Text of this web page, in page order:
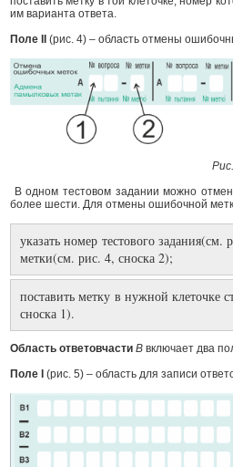
им варианта ответа.
Поле II
(рис. 4) – область отмены
В одном тестовом задании можно
более шести. Для отмены ошибочной
указать номер тестового
метки(см. рис. 4, сноска 2);
поставить метку в нужной клеточке
сноска 1).
Область ответовчасти В включает два
Поле I (рис. 5) – область для записи